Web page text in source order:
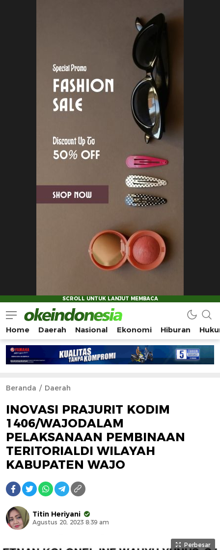
Okeindonesia.Online
Mengonlinekan Indonesia Secara Utuh
Home Daerah Nasional Ekonomi Hiburan
Beranda Daerah
INOVASI PRAJURIT KODIM
1406/WAJODALAM
PELAKSANAAN PEMBINAAN
TERITORIALDI WILAYAH
KABUPATEN WAJO
Titin Heriyani
Agustus 20, 2023 8:39 am
Perbesar